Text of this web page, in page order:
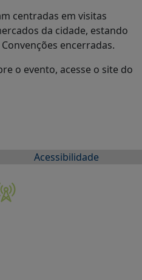
centradas em visitas
da cidade, estando
encerradas.
o evento, acesse o site do
Acessibilidade